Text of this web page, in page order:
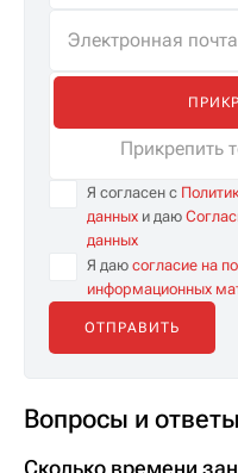
Прикрепить
Я согласен с
данных и даю
данных
Я даю согласие на
информационных
Вопросы и ответы
Сколько времени